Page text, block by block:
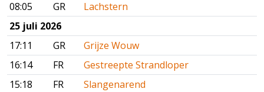
08:05
GR
Lachstern
25 juli 2026
17:11
GR
Grijze Wouw
16:14
FR
Gestreepte Strandloper
15:18
FR
Slangenarend